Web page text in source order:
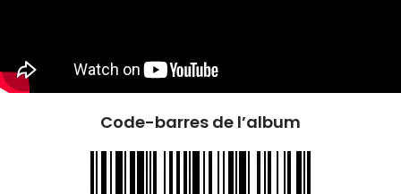
Code-barres de l’album